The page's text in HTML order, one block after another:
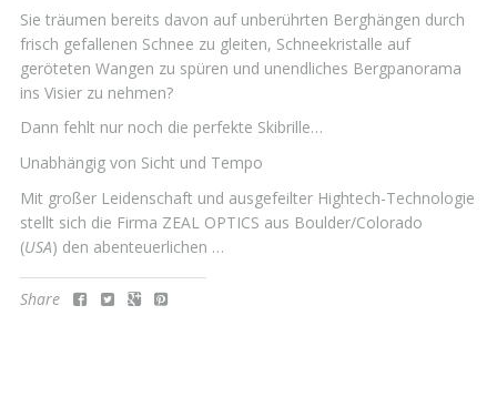
Sie träumen bereits davon auf unberührten Berghängen durch
frisch gefallenen Schnee zu gleiten, Schneekristalle auf
geröteten Wangen zu spüren und unendliches Bergpanorama
ins Visier zu nehmen?
Dann fehlt nur noch die perfekte Skibrille…
Unabhängig von Sicht und Tempo
Mit großer Leidenschaft und ausgefeilter Hightech-Technologie
stellt sich die Firma ZEAL OPTICS aus Boulder/Colorado
(USA) den abenteuerlichen …
Share